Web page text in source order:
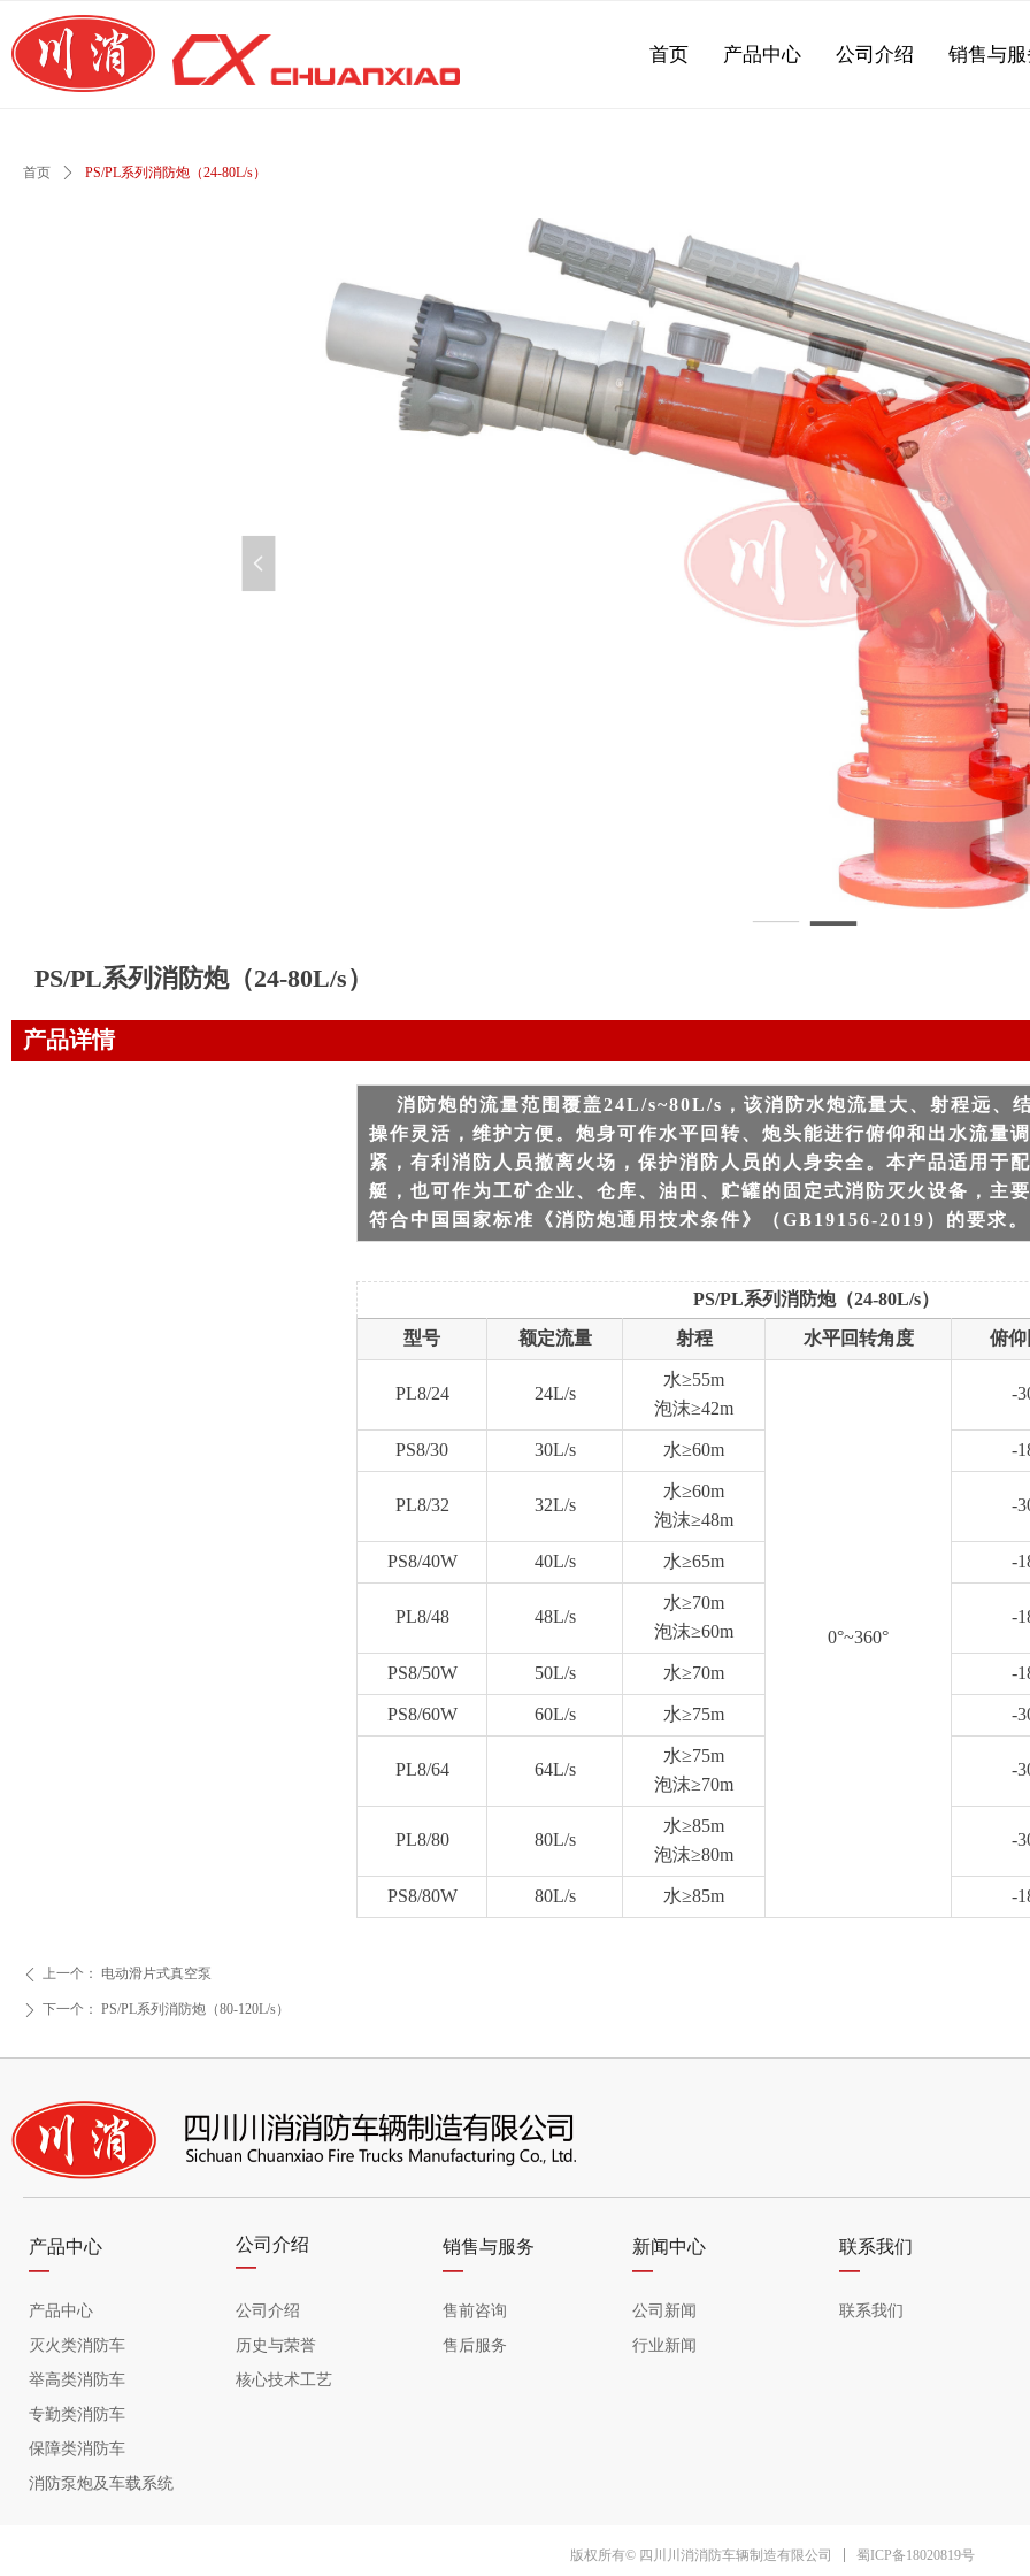
首页 产品中心 公司介绍 销售与
首页 ꄲ PS/PL系列消防炮（24-80L/s）
ꄴ 上一个： 电动滑片式真空泵
消防炮的流量范围覆盖24L/s~80L/s，该消防水炮流量大、射程远、
操作灵活，维护方便。炮身可作水平回转、炮头能进行俯仰和出水流量
紧，有利消防人员撤离火场，保护消防人员的人身安全。本产品适用于
艇，也可作为工矿企业、仓库、油田、贮罐的固定式消防灭火设备，主
符合中国国家标准《消防炮通用技术条件》（GB19156-2019）的要求。
PS/PL系列消防炮（24-80L/s）
型号
额定流量 射程 水平回转角度 俯
PL8/24 24L/s
水≥55m
泡沫≥42m
0°~360°
-
PS8/30 30L/s 水≥60m -
PL8/32 32L/s
水≥60m
泡沫≥48m
-
PS8/40W 40L/s 水≥65m -
PL8/48 48L/s
水≥70m
泡沫≥60m
-
PS8/50W 50L/s 水≥70m -
PS8/60W 60L/s 水≥75m -
PL8/64 64L/s
水≥75m
泡沫≥70m
-
PL8/80 80L/s
水≥85m
泡沫≥80m
-
PS8/80W 80L/s 水≥85m -
넳
产品详情
PS/PL系列消防炮（24-80L/s）
ꄲ 下一个： PS/PL系列消防炮（80-120L/s）
公司介绍
—
公司介绍
历史与荣誉
核心技术工艺
产品中心
—
产品中心
灭火类消防车
举高类消防车
专勤类消防车
保障类消防车
消防泵炮及车载系统
销售与服务
—
售前咨询
售后服务
新闻中心
—
公司新闻
行业新闻
联系我们
—
联系我们
版权所有© 四川川消消防车辆制造有限公司 蜀ICP备18020819号